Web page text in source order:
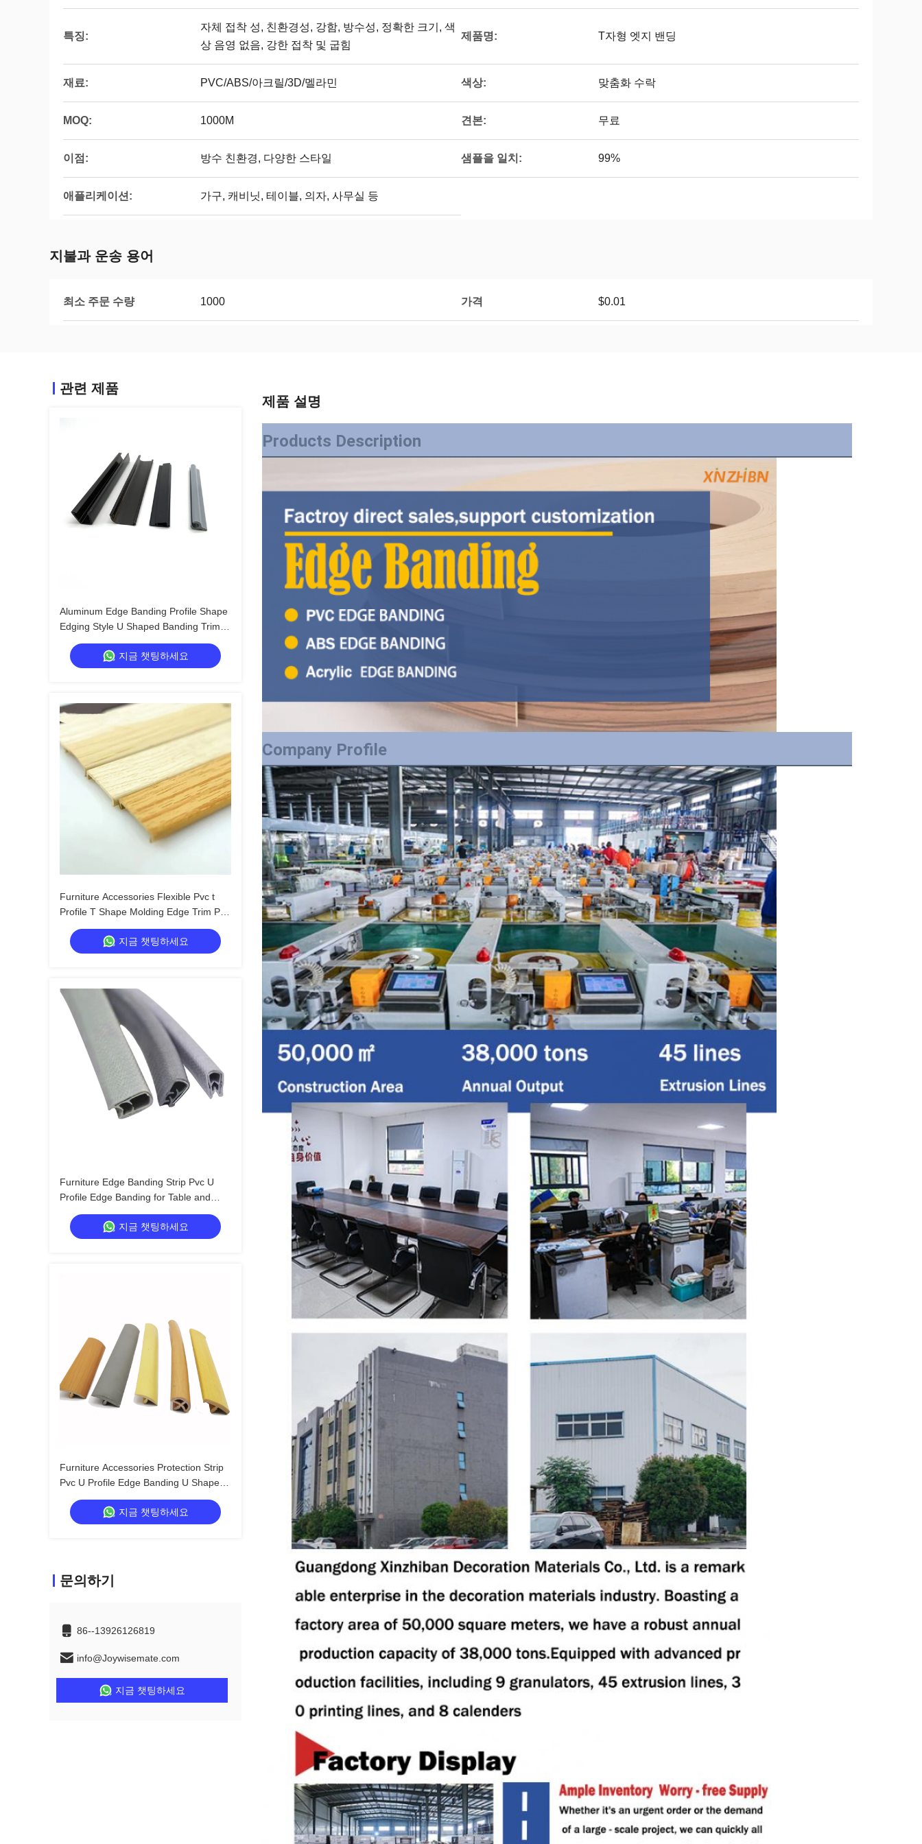
특징:
자체 접착 성, 친환경성, 강함, 방수성, 정확한 크기, 색
상 음영 없음, 강한 접착 및 굽힘
제품명: T자형 엣지 밴딩
재료: PVC/ABS/아크릴/3D/멜라민 색상: 맞춤화 수락
MOQ: 1000M 견본: 무료
이점: 방수 친환경, 다양한 스타일 샘플을 일치: 99%
애플리케이션: 가구, 캐비닛, 테이블, 의자, 사무실 등
지불과 운송 용어
최소 주문 수량 1000 가격 $0.01
관련 제품
Aluminum Edge Banding Profile Shape
Edging Style U Shaped Banding Trim
Edge-banding Aluminum Profile
Decoration
지금 챗팅하세요
Furniture Accessories Flexible Pvc t
Profile T Shape Molding Edge Trim Pvc
Edge Banding
지금 챗팅하세요
Furniture Edge Banding Strip Pvc U
Profile Edge Banding for Table and
Desk Manufacturing Applications Pvc
Edge Banding Material
지금 챗팅하세요
Furniture Accessories Protection Strip
Pvc U Profile Edge Banding U Shape
Edge Banding U Molding Edge Trim
지금 챗팅하세요
문의하기
86--13926126819
info@Joywisemate.com
지금 챗팅하세요
제품 설명
Products Description
Company Profile